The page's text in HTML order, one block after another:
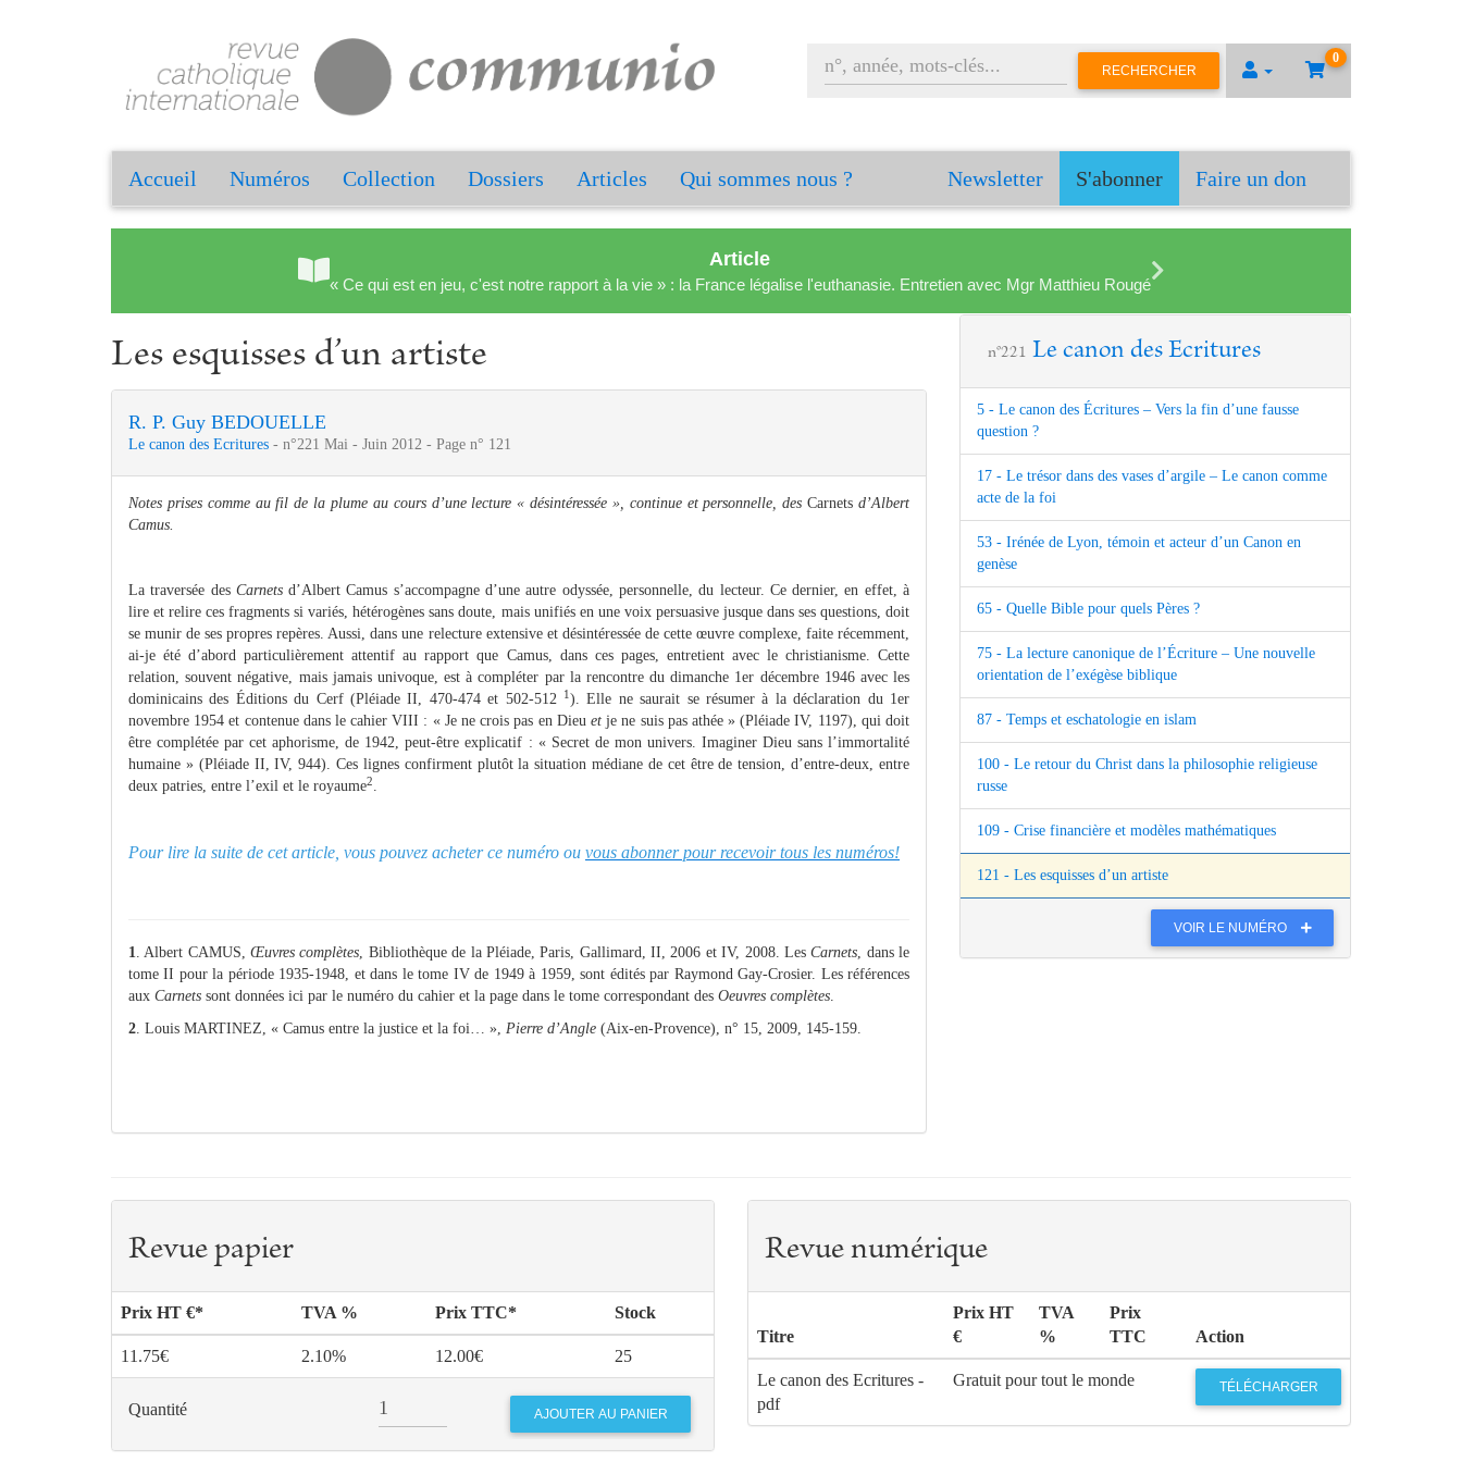
0
RECHERCHER
Accueil Numéros Collection Dossiers Articles Qui sommes nous ? Newsletter S'abonner Faire un don
Article
« Ce qui est en jeu, c'est notre rapport à la vie » : la France légalise l'euthanasie. Entretien avec Mgr Matthieu Rougé
Les esquisses d’un artiste
R. P. Guy BEDOUELLE
Le canon des Ecritures - n°221 Mai - Juin 2012 - Page n° 121
Notes prises comme au fil de la plume au cours d’une lecture « désintéressée », continue et personnelle, desCarnetsd’Albert
Camus.
La traversée des Carnetsd’Albert Camus s’accompagne d’une autre odyssée, personnelle, du lecteur. Ce dernier, en effet, à
lire et relire ces fragments si variés, hétérogènes sans doute, mais unifiés en une voix persuasive jusque dans ses questions, doit
se munir de ses propres repères. Aussi, dans une relecture extensive et désintéressée de cette œuvre complexe, faite récemment,
ai-je été d’abord particulièrement attentif au rapport que Camus, dans ces pages, entretient avec le christianisme. Cette
relation, souvent négative, mais jamais univoque, est à compléter par la rencontre du dimanche 1er décembre 1946 avec les
dominicains des Éditions du Cerf (Pléiade II, 470-474 et 502-512
1 ). Elle ne saurait se résumer à la déclaration du 1er
novembre 1954 et contenue dans le cahier VIII : « Je ne crois pas en Dieu etje ne suis pas athée » (Pléiade IV, 1197), qui doit
être complétée par cet aphorisme, de 1942, peut-être explicatif : « Secret de mon univers. Imaginer Dieu sans l’immortalité
humaine » (Pléiade II, IV, 944). Ces lignes confirment plutôt la situation médiane de cet être de tension, d’entre-deux, entre
deux patries, entre l’exil et le royaume2.
Pour lire la suite de cet article, vous pouvez acheter ce numéro ou vous abonner pour recevoir tous les numéros!
1. Albert CAMUS,Œuvres complètes, Bibliothèque de la Pléiade, Paris, Gallimard, II, 2006 et IV, 2008. LesCarnets, dans le
tome II pour la période 1935-1948, et dans le tome IV de 1949 à 1959, sont édités par Raymond Gay-Crosier. Les références
aux Carnets sont données ici par le numéro du cahier et la page dans le tome correspondant des Oeuvres complètes.
2. Louis MARTINEZ, « Camus entre la justice et la foi… », Pierre d’Angle (Aix-en-Provence), n° 15, 2009, 145-159.
n°221 Le canon des Ecritures
5 - Le canon des Écritures – Vers la fin d’une fausse
question ?
17 - Le trésor dans des vases d’argile – Le canon comme
acte de la foi
53 - Irénée de Lyon, témoin et acteur d’un Canon en
genèse
65 - Quelle Bible pour quels Pères ?
75 - La lecture canonique de l’Écriture – Une nouvelle
orientation de l’exégèse biblique
87 - Temps et eschatologie en islam
100 - Le retour du Christ dans la philosophie religieuse
russe
109 - Crise financière et modèles mathématiques
121 - Les esquisses d’un artiste
VOIR LE NUMÉRO
Revue papier
Prix HT €* TVA % Prix TTC* Stock
11.75€ 2.10% 12.00€ 25
Quantité
Revue numérique
Titre
Prix HT
€
TVA
%
Prix
TTC
Action
Le canon des Ecritures -
pdf
Gratuit pour tout le monde TÉLÉCHARGER